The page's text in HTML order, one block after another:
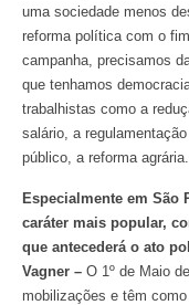
uma sociedade menos
reforma política com o
campanha, precisamos
que tenhamos
trabalhistas como a
salário, a
público, a reforma
Especialmente em São
caráter mais popular,
que antecederá o ato
Vagner – O 1º de Maio
mobilizações e têm